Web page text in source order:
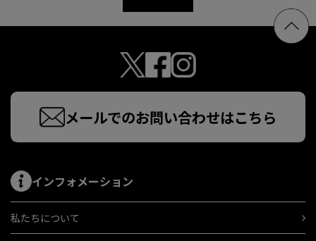
メールでのお問い合わせはこちら
インフォメーション
私たちについて